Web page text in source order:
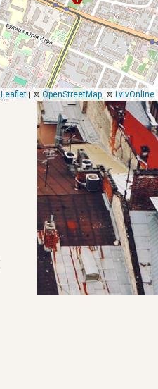
Leaflet | © OpenStreetMap, © LvivOnline